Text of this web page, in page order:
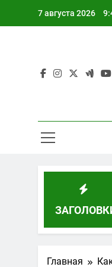
7 августа 2026
на основе
Главная